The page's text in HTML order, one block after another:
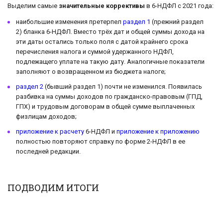
Выделим самые значительные коррективы в 6-НДФЛ с 2021 года:
наибольшие изменения претерпел раздел 1 (прежний раздел
2) бланка 6-НДФЛ. Вместо трёх дат и общей суммы дохода на
эти даты остались только поля с датой крайнего срока
перечисления налога и суммой удержанного НДФЛ,
подлежащего уплате на такую дату. Аналогичные показатели
заполняют о возвращенном из бюджета налоге;
раздел 2 (бывший раздел 1) почти не изменился. Появилась
разбивка на суммы доходов по гражданско-правовым (ГПД,
ГПХ) и трудовым договорам в общей сумме выплаченных
физлицам доходов;
приложение к расчету 6-НДФЛ и приложение к приложению
полностью повторяют справку по форме 2-НДФЛ в ее
последней редакции.
ПОДВОДИМ ИТОГИ